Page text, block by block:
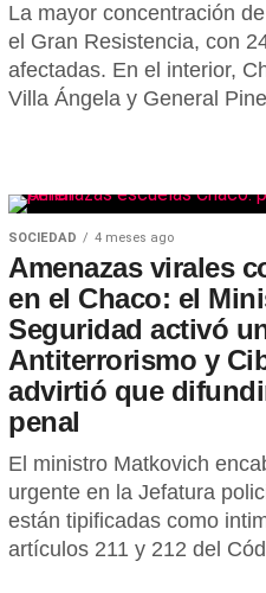
La mayor concentración
el Gran Resistencia, con
afectadas. En el interior,
Villa Ángela y General
SOCIEDAD 4 meses ago
Amenazas virales
en el Chaco: el
Seguridad activó
Antiterrorismo y
advirtió que
penal
El ministro Matkovich
urgente en la Jefatura
están tipificadas como
artículos 211 y 212 del